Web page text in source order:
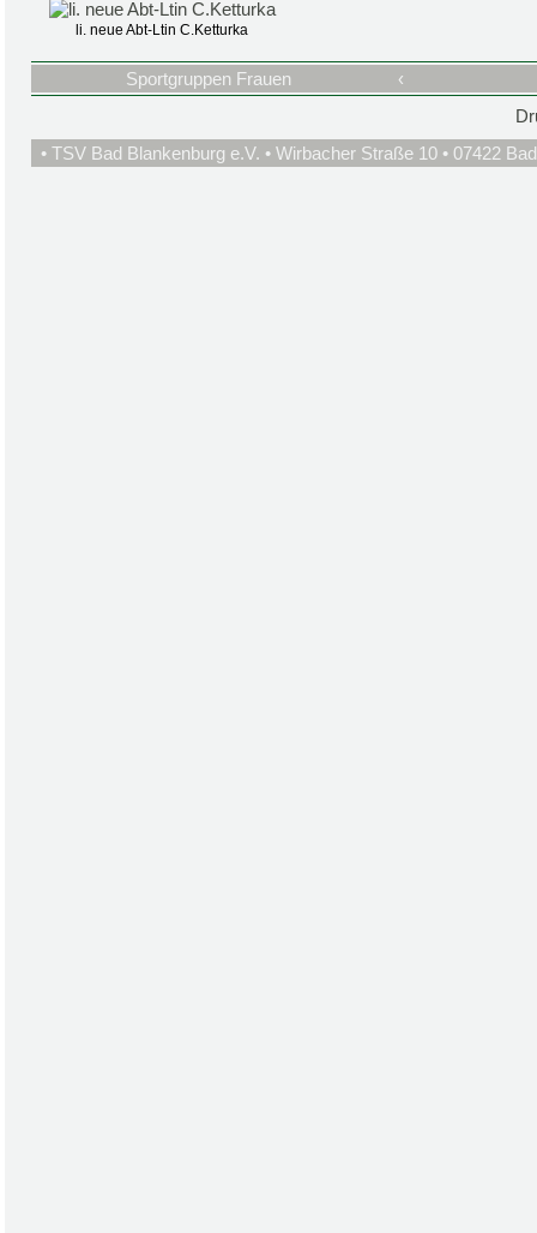
li. neue Abt-Ltin C.Ketturka
Sportgruppen Frauen
‹
• TSV Bad Blankenburg e.V. • Wirbacher Straße 10 • 07422